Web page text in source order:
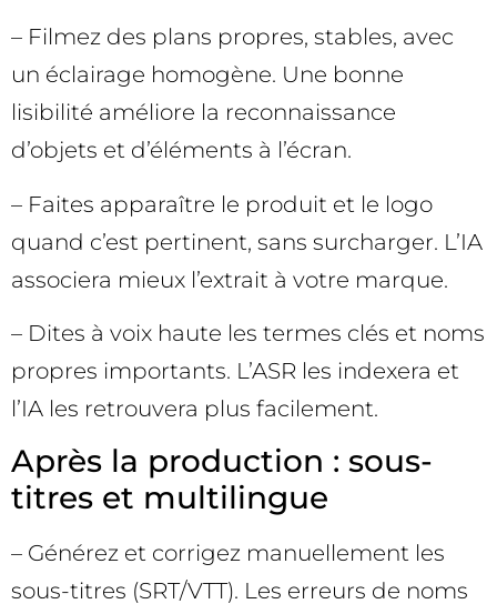
– Filmez des plans propres, stables, avec
un éclairage homogène. Une bonne
lisibilité améliore la reconnaissance
d’objets et d’éléments à l’écran.
– Faites apparaître le produit et le logo
quand c’est pertinent, sans surcharger. L’IA
associera mieux l’extrait à votre marque.
– Dites à voix haute les termes clés et noms
propres importants. L’ASR les indexera et
l’IA les retrouvera plus facilement.
Après la production : sous-
titres et multilingue
– Générez et corrigez manuellement les
sous-titres (SRT/VTT). Les erreurs de noms